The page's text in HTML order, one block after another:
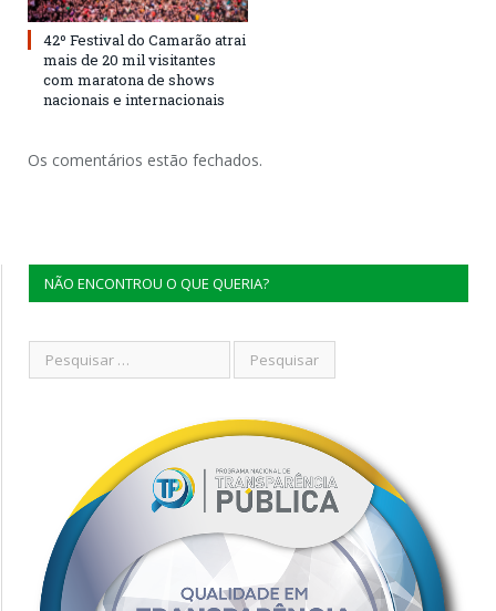
42º Festival do Camarão atrai
mais de 20 mil visitantes
com maratona de shows
nacionais e internacionais
Os comentários estão fechados.
NÃO ENCONTROU O QUE QUERIA?